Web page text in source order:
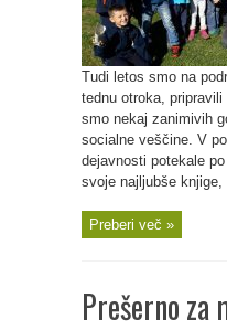
Tudi letos smo na
tednu otroka,
smo nekaj zanimivih
socialne veščine. V
dejavnosti potekale
svoje najljubše knjige,
Preberi več »
Prešerno za